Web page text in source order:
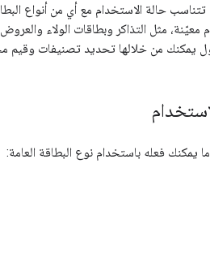
لا تتناسب حالة الاستخدام مع أي من أنواع
معيّنة، مثل التذاكر وبطاقات الولاء
يمكنك من خلالها تحديد تصنيفات
يمكنك فعله باستخدام نوع البطاقة العامة: